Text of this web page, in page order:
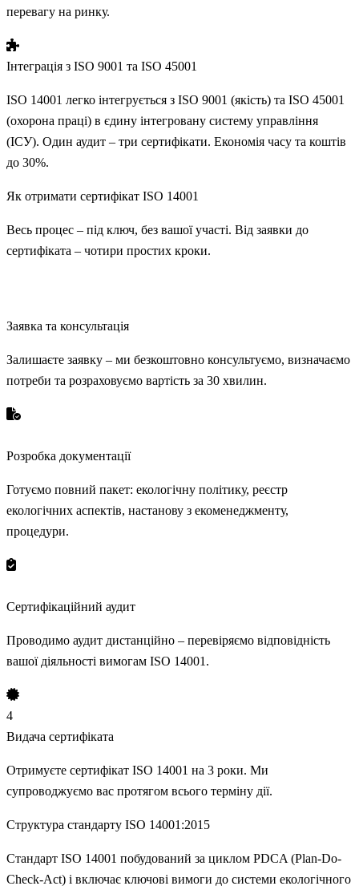
перевагу на ринку.
Інтеграція з ISO 9001 та ISO 45001
ISO 14001 легко інтегрується з ISO 9001 (якість) та ISO 45001
(охорона праці) в єдину інтегровану систему управління
(ІСУ). Один аудит – три сертифікати. Економія часу та коштів
до 30%.
Як отримати сертифікат ISO 14001
Весь процес – під ключ, без вашої участі. Від заявки до
сертифіката – чотири простих кроки.
Заявка та консультація
Залишаєте заявку – ми безкоштовно консультуємо, визначаємо
потреби та розраховуємо вартість за 30 хвилин.
Розробка документації
Готуємо повний пакет: екологічну політику, реєстр
екологічних аспектів, настанову з екоменеджменту,
процедури.
Сертифікаційний аудит
Проводимо аудит дистанційно – перевіряємо відповідність
вашої діяльності вимогам ISO 14001.
4
Видача сертифіката
Отримуєте сертифікат ISO 14001 на 3 роки. Ми
супроводжуємо вас протягом всього терміну дії.
Структура стандарту ISO 14001:2015
Стандарт ISO 14001 побудований за циклом PDCA (Plan-Do-
Check-Act) і включає ключові вимоги до системи екологічного